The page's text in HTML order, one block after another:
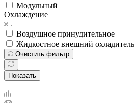
Модульный
Охлаждение
Воздушное принудительное
Жидкостное внешний охладитель
Очистить фильтр
Показать